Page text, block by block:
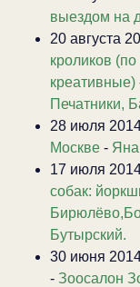
выездом на
20 августа
кроликов
креативные)
Печатники,
28 июля
Москве - Яна
17 июля
собак:
Бутырский.
30 июня
- Зоосалон